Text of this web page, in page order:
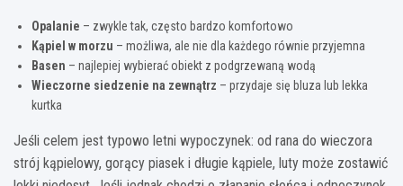
Opalanie – zwykle tak, często bardzo komfortowo
Kąpiel w morzu – możliwa, ale nie dla każdego równie przyjemna
Basen – najlepiej wybierać obiekt z podgrzewaną wodą
Wieczorne siedzenie na zewnątrz – przydaje się bluza lub lekka
kurtka
Jeśli celem jest typowo letni wypoczynek: od rana do wieczora
strój kąpielowy, gorący piasek i długie kąpiele, luty może zostawić